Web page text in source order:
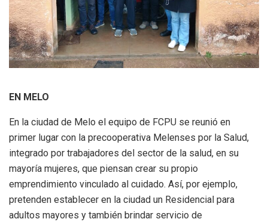
EN MELO
En la ciudad de Melo el equipo de FCPU se reunió en
primer lugar con la precooperativa Melenses por la Salud,
integrado por trabajadores del sector de la salud, en su
mayoría mujeres, que piensan crear su propio
emprendimiento vinculado al cuidado. Así, por ejemplo,
pretenden establecer en la ciudad un Residencial para
adultos mayores y también brindar servicio de